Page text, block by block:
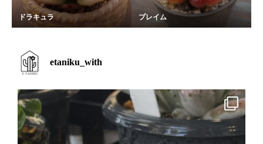
ドラキュラ プレイム
etaniku_with